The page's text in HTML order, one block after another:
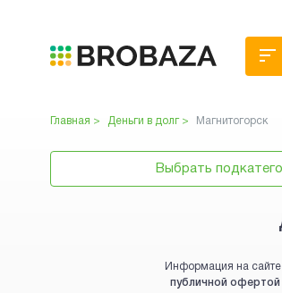
Главная > Деньги в долг> Магнитогорск
Выбрать
Информация на сайте
публичной офертой